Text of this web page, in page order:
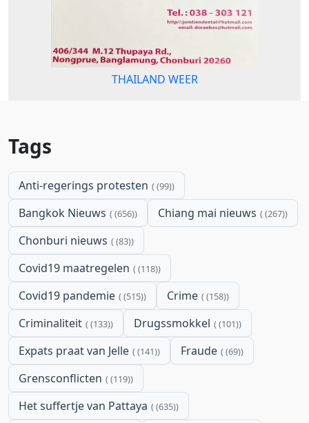
THAILAND WEER
Tags
Anti-regerings protesten (99)
Bangkok Nieuws (656) Chiang mai nieuws (267)
Chonburi nieuws (83)
Covid19 maatregelen (118)
Covid19 pandemie (515) Crime (158)
Criminaliteit (133) Drugssmokkel (101)
Expats praat van Jelle (141) Fraude (69)
Grensconflicten (119)
Het suffertje van Pattaya (635)